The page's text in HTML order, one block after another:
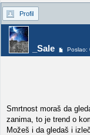
Profil
_Sale Poslao:
Smrtnost moraš da
zanima, to je trend o
Možeš i da gledaš i